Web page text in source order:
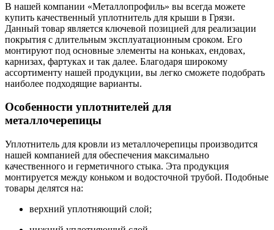
В нашей компании «Металлопрофиль» вы всегда можете
купить качественный уплотнитель для крыши в Грязи.
Данный товар является ключевой позицией для реализации
покрытия с длительным эксплуатационным сроком. Его
монтируют под основные элементы на коньках, ендовах,
карнизах, фартуках и так далее. Благодаря широкому
ассортименту нашей продукции, вы легко сможете подобрать
наиболее подходящие варианты.
Особенности уплотнителей для
металлочерепицы
Уплотнитель для кровли из металлочерепицы производится
нашей компанией для обеспечения максимально
качественного и герметичного стыка. Эта продукция
монтируется между коньком и водосточной трубой. Подобные
товары делятся на:
верхний уплотняющий слой;